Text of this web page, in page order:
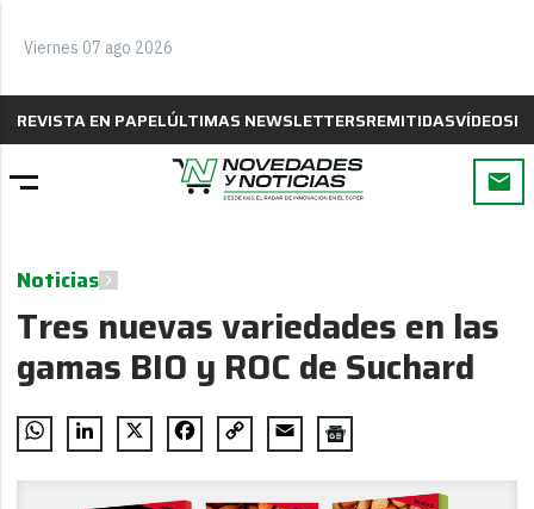
Viernes 07 ago 2026
REVISTA EN PAPELÚLTIMAS NEWSLETTERSREMITIDASVÍDEOS
Noticias
Tres nuevas variedades en las
gamas BIO y ROC de Suchard
WhatsAppLinkedIn
X FacebookCopy
Email